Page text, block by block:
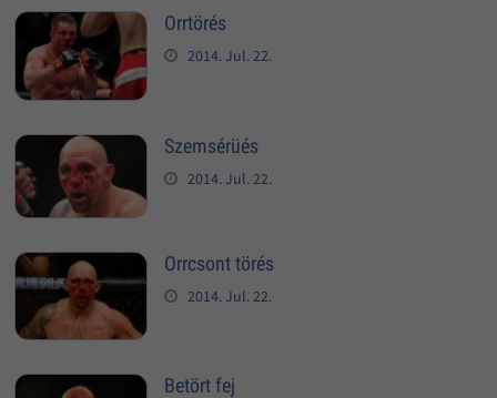
Orrtörés
2014. Jul. 22.
Szemsérüés
2014. Jul. 22.
Orrcsont törés
2014. Jul. 22.
Betört fej